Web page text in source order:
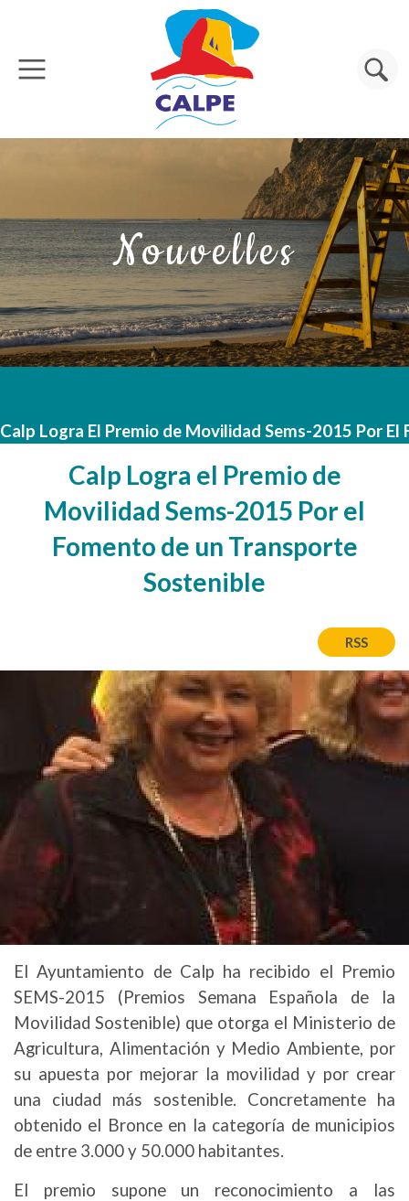
Aller au contenu principal
Rechercher
Nouvelles
Calp Logra El Premio de Movilidad Sems-2015 Por
Calp Logra el Premio de
Movilidad Sems-2015 Por el
Fomento de un Transporte
Sostenible
RSS
El Ayuntamiento de Calp ha recibido el Premio
SEMS-2015 (Premios Semana Española de la
Movilidad Sostenible) que otorga el Ministerio de
Agricultura, Alimentación y Medio Ambiente, por
su apuesta por mejorar la movilidad y por crear
una ciudad más sostenible. Concretamente ha
obtenido el Bronce en la categoría de municipios
de entre 3.000 y 50.000 habitantes.
El premio supone un reconocimiento a las